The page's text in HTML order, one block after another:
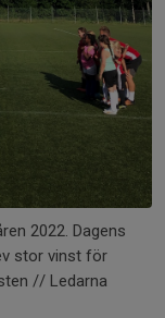
2022. Dagens
stor vinst för
// Ledarna